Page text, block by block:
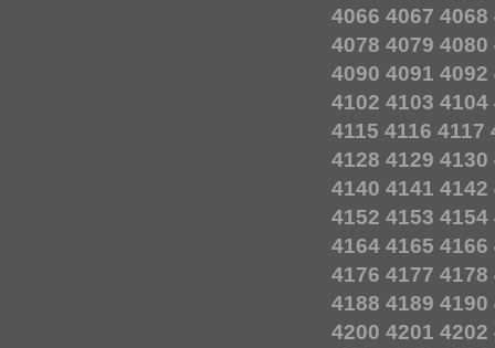
4066 4067 4068
4078 4079 4080
4090 4091 4092
4102 4103 4104
4115 4116 4117
4128 4129 4130
4140 4141 4142
4152 4153 4154
4164 4165 4166
4176 4177 4178
4188 4189 4190
4200 4201 4202